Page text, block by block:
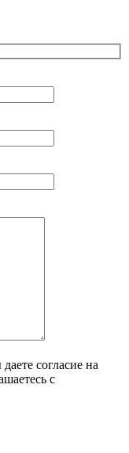
согласие на
с